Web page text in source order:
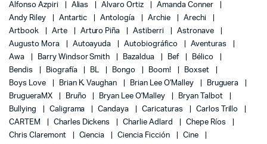
Alfonso Azpiri
Alias Alvaro Ortiz
Amanda Conner
Andy Riley
Antartic Antología Archie
Arechi
Artbook
Arte Arturo Piña Astiberri
Astronave
Augusto Mora
Autoayuda Autobiográfico
Aventuras
Awa
Barry Windsor Smith Bazaldua Bef
Bélico
Bendis
Biografía BL Bongo Boom!
Boxset
Boys Love
Brian K. Vaughan Brian Lee O'Malley
Bruguera
BrugueraMX
Bruño Bryan Lee O'Malley
Bryan Talbot
Bullying
Caligrama Candaya Caricaturas
Carlos Trillo
CARTEM
Charles Dickens Charlie Adlard
Chepe Ríos
Chris Claremont
Ciencia Ciencia Ficción
Cine